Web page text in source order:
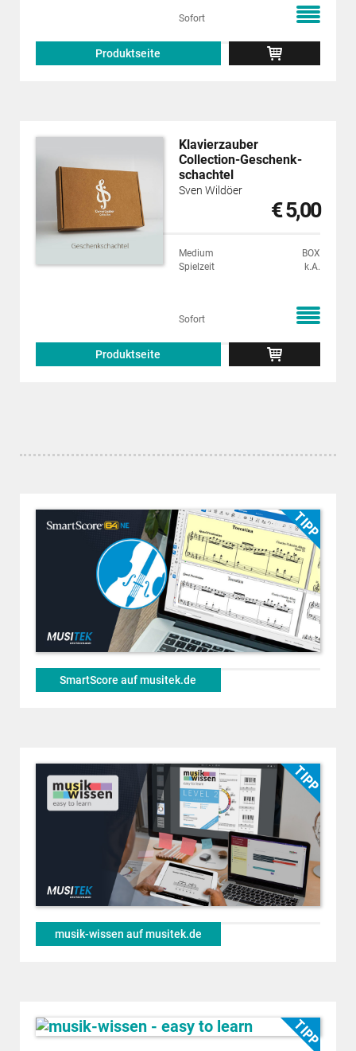
Sofort
Produktseite
Klavierzauber
Collection-Geschenk­
schachtel
Sven Wildöer
€ 5,00
Medium
BOX
Spielzeit
k.A.
Sofort
Produktseite
SmartScore auf musitek.de
musik-wissen auf musitek.de